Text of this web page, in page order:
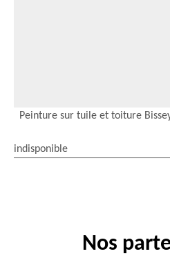
Peinture sur tuile et toiture
indisponible
Nos